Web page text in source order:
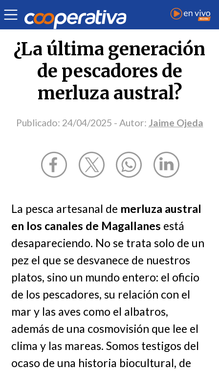
Opinión | Jaime Ojeda
¿La última generación
de pescadores de
merluza austral?
Publicado: 24/04/2025 - Autor: Jaime Ojeda
La pesca artesanal de merluza austral
en los canales de Magallanes está
desapareciendo. No se trata solo de un
pez el que se desvanece de nuestros
platos, sino un mundo entero: el oficio
de los pescadores, su relación con el
mar y las aves como el albatros,
además de una cosmovisión que lee el
clima y las mareas. Somos testigos del
ocaso de una historia biocultural, de